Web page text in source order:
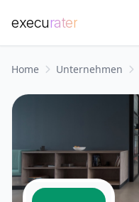
execurater
Home Unternehmen